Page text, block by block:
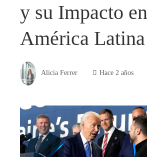
y su Impacto en
América Latina
Alicia Ferrer Hace 2 años